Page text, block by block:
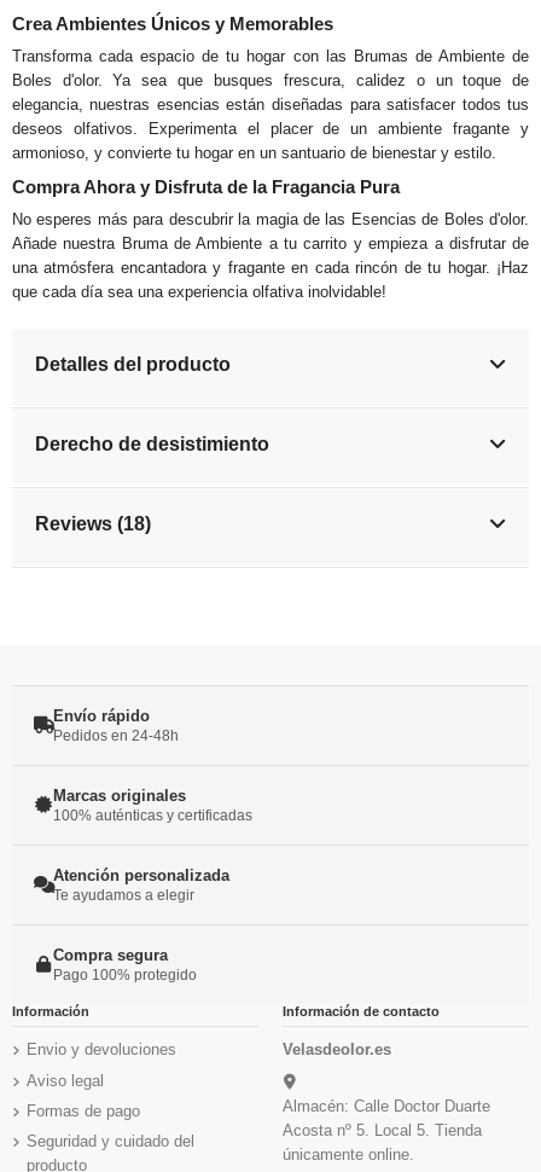
Crea Ambientes Únicos y Memorables
Transforma cada espacio de tu hogar con las Brumas de Ambiente de
Boles d'olor. Ya sea que busques frescura, calidez o un toque de
elegancia, nuestras esencias están diseñadas para satisfacer todos tus
deseos olfativos. Experimenta el placer de un ambiente fragante y
armonioso, y convierte tu hogar en un santuario de bienestar y estilo.
Compra Ahora y Disfruta de la Fragancia Pura
No esperes más para descubrir la magia de las Esencias de Boles d'olor.
Añade nuestra Bruma de Ambiente a tu carrito y empieza a disfrutar de
una atmósfera encantadora y fragante en cada rincón de tu hogar. ¡Haz
que cada día sea una experiencia olfativa inolvidable!
Detalles del producto
Derecho de desistimiento
Reviews (18)
Envío rápido
Pedidos en 24-48h
Marcas originales
100% auténticas y certificadas
Atención personalizada
Te ayudamos a elegir
Compra segura
Pago 100% protegido
Información
Envio y devoluciones
Aviso legal
Formas de pago
Seguridad y cuidado del
producto
Información de contacto
Velasdeolor.es
Almacén: Calle Doctor Duarte
Acosta nº 5. Local 5. Tienda
únicamente online.